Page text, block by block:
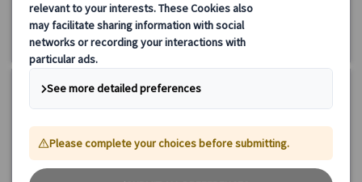
月、火、木～土曜日(6/29、8/14・15、12/8・25・26、1/1・
6、2/11、3/19・26・27・29を除く)
約3時間